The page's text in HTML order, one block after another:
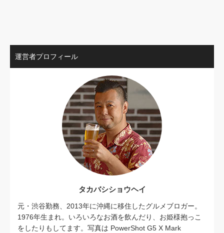
運営者プロフィール
タカバシショウヘイ
元・渋谷勤務、2013年に沖縄に移住したグルメブロガー。
1976年生まれ。いろいろなお酒を飲んだり、お姫様抱っこ
をしたりもしてます。写真は PowerShot G5 X Mark